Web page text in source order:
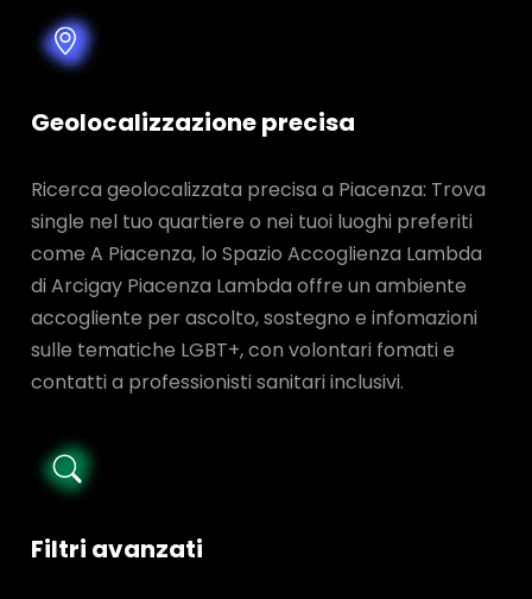
Geolocalizzazione precisa
Ricerca geolocalizzata precisa a Piacenza: Trova
single nel tuo quartiere o nei tuoi luoghi preferiti
come A Piacenza, lo Spazio Accoglienza Lambda
di Arcigay Piacenza Lambda offre un ambiente
accogliente per ascolto, sostegno e infomazioni
sulle tematiche LGBT+, con volontari fomati e
contatti a professionisti sanitari inclusivi.
Filtri avanzati